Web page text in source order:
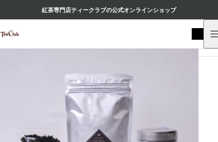
紅茶専門店ティークラブの公式オンラインショップ